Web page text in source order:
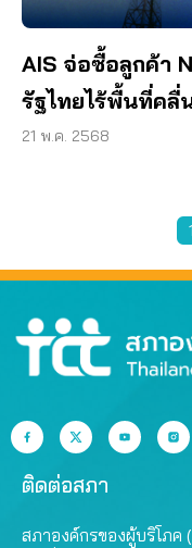
AIS จ่อซื้อลูกค้า
รัฐไทยไร้พื้นที่คลื่
21 พ.ค. 2568
1
ติดต่อสภา
สภาองค์กรของผู้บริโภค